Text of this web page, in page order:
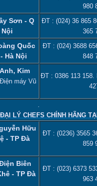
980
Sơn - Q
ĐT : (024) 36 865
365
Quốc
Hà Nội
ĐT : (024) 3688
848
Kim
máy Vũ
ĐT : 0386 113 158‬.
LÝ CHEFS CHÍNH HÃNG
Hữu
- TP Đà
ĐT : (0236) 3565
859
Biên
- TP Đà
ĐT : (023) 6373
963